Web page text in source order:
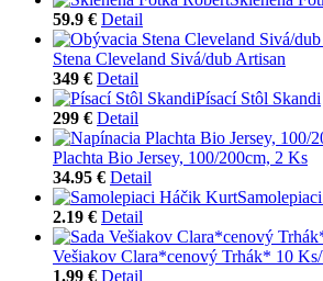
59.9 € Detail
Stena Cleveland Sivá/dub Artisan
349 € Detail
Písací Stôl Skandi
299 € Detail
Plachta Bio Jersey, 100/200cm, 2 Ks
34.95 € Detail
2.19 € Detail
Vešiakov Clara*cenový Trhák* 10
1.99 € Detail